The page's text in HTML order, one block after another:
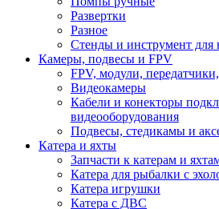
Развертки
Разное
Стенды и инструмент для
Камеры, подвесы и FPV
FPV, модули,
Видеокамеры
Кабели и конекторы
видеооборудования
Подвесы, стедикамы и
Катера и яхты
Запчасти к катерам и
Катера для рыбалки с
Катера игрушки
Катера с ДВС